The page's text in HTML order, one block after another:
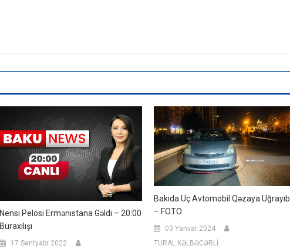
Nensi Pelosi Ermənistana Gəldi – 20:00
Buraxılışı
17 Sentyabr 2022
Bakıda Üç Avtomobil Qəzaya Uğrayıb
– FOTO
03 Yanvar 2024
TURAL KƏLBƏCƏRLİ